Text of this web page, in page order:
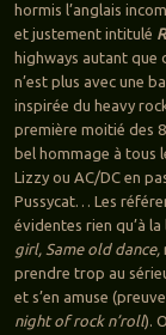
hormis l’anglais
et justement intitulé
highways autant que
n’est plus avec une
inspirée du heavy
première moitié des
bel hommage à tous
Lizzy ou AC/DC en
Pussycat… Les
évidentes rien qu’à
girl, Same old dance,
prendre trop au
et s’en amuse
night of rock n’roll).